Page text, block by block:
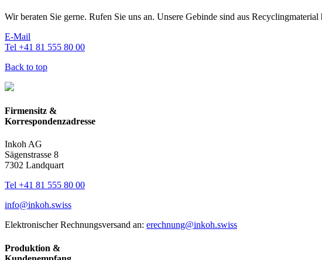
Wir beraten Sie gerne. Rufen Sie uns an. Unsere Gebinde sind aus
E-Mail
Tel +41 81 555 80 00
Back to top
Firmensitz &
Korrespondenzadresse
Inkoh AG
Sägenstrasse 8
7302 Landquart
Tel +41 81 555 80 00
info@inkoh.swiss
Elektronischer Rechnungsversand an: erechnung@inkoh.swiss
Produktion &